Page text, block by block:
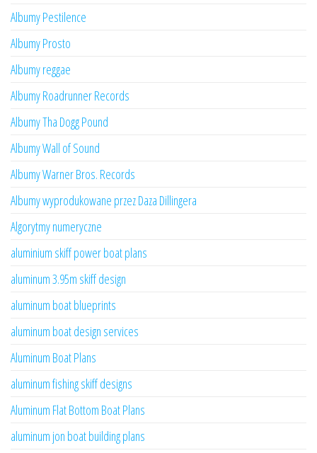
Albumy Pestilence
Albumy Prosto
Albumy reggae
Albumy Roadrunner Records
Albumy Tha Dogg Pound
Albumy Wall of Sound
Albumy Warner Bros. Records
Albumy wyprodukowane przez Daza Dillingera
Algorytmy numeryczne
aluminium skiff power boat plans
aluminum 3.95m skiff design
aluminum boat blueprints
aluminum boat design services
Aluminum Boat Plans
aluminum fishing skiff designs
Aluminum Flat Bottom Boat Plans
aluminum jon boat building plans